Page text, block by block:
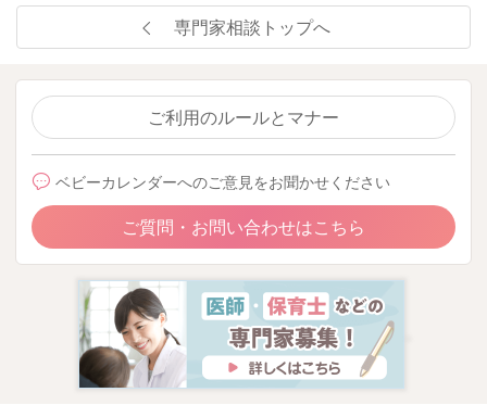
専門家相談トップへ
ご利用のルールとマナー
ベビーカレンダーへのご意見をお聞かせください
ご質問・お問い合わせはこちら